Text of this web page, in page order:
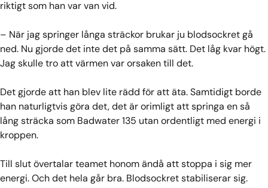
riktigt som han var van vid.
– När jag springer långa sträckor brukar ju blodsockret gå
ned. Nu gjorde det inte det på samma sätt. Det låg kvar högt.
Jag skulle tro att värmen var orsaken till det.
Det gjorde att han blev lite rädd för att äta. Samtidigt borde
han naturligtvis göra det, det är orimligt att springa en så
lång sträcka som Badwater 135 utan ordentligt med energi i
kroppen.
Till slut övertalar teamet honom ändå att stoppa i sig mer
energi. Och det hela går bra. Blodsockret stabiliserar sig.